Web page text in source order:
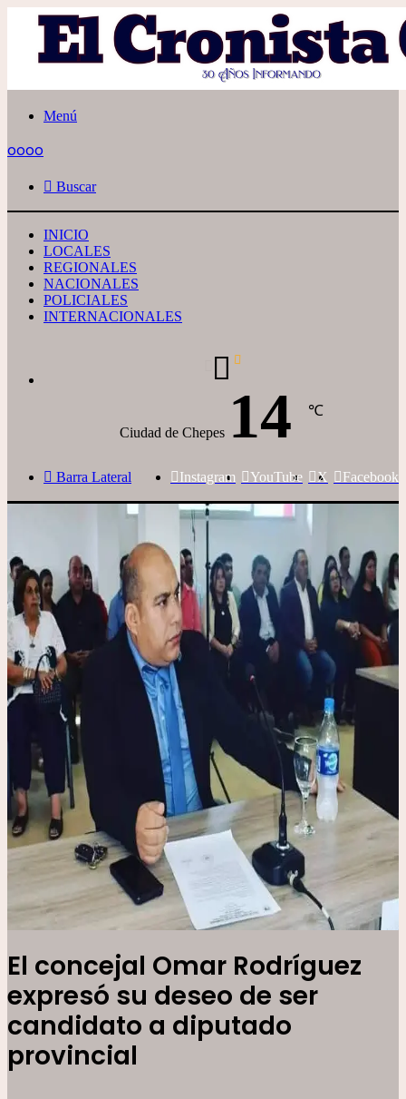
Menú
oooo
Buscar
INICIO
LOCALES
REGIONALES
NACIONALES
POLICIALES
INTERNACIONALES
Ciudad de Chepes 14 ℃
Facebook
X
YouTube
Instagram
Barra Lateral
El concejal Omar Rodríguez
expresó su deseo de ser
candidato a diputado
provincial